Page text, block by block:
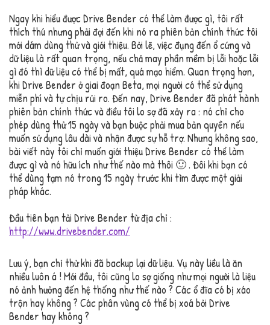
Ngay khi hiểu được Drive Bender có thể làm được gì, tôi rất
thích thú nhưng phải đợi đến khi nó ra phiên bản chính thức tôi
mới dám dùng thử và giới thiệu. Bởi lẽ, việc đụng đến ổ cứng và
dữ liệu là rất quan trọng, nếu chả may phần mềm bị lỗi hoặc lỗi
gì đó thì dữ liệu có thể bị mất, quá mạo hiểm. Quan trọng hơn,
khi Drive Bender ở giai đoạn Beta, mọi người có thể sử dụng
miễn phí và tự chịu rủi ro. Đến nay, Drive Bender đã phát hành
phiên bản chính thức và điều tôi lo sợ đã xảy ra : nó chỉ cho
phép dùng thử 15 ngày và bạn buộc phải mua bản quyền nếu
muốn sử dụng lâu dài và nhận được sự hỗ trợ. Nhưng không sao,
bài viết này tôi chỉ muốn giới thiệu Drive Bender có thể làm
được gì và nó hữu ích như thế nào mà thôi 🙂 . Đôi khi bạn có
thể dùng tạm nó trong 15 ngày trước khi tìm được một giải
pháp khác.
Đầu tiên bạn tải Drive Bender từ địa chỉ :
http://www.drivebender.com/
Lưu ý, bạn chỉ thử khi đã backup lại dữ liệu. Vụ này liều là ăn
nhiều luôn á ! Mới đầu, tôi cũng lo sợ giống như mọi người là liệu
nó ảnh hưởng đến hệ thống như thế nào ? Các ổ đĩa có bị xáo
trộn hay không ? Các phân vùng có thể bị xoá bởi Drive
Bender hay không ?